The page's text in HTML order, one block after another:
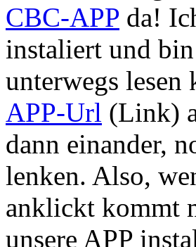
CBC-APP da!
instaliert und
unterwegs lesen
APP-Url (Link)
dann einander,
lenken. Also,
anklickt kommt
unsere APP